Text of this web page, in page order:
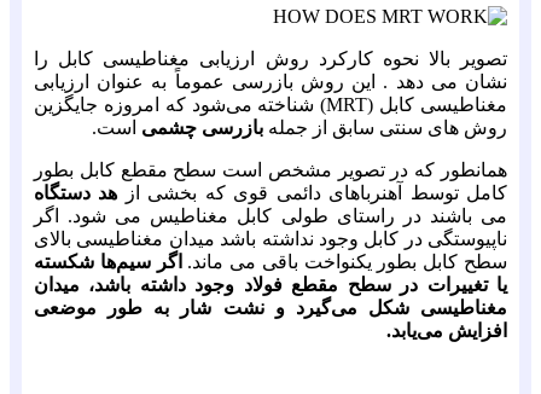
تصویر بالا نحوه کارکرد روش ارزیابی مغناطیسی کابل را
نشان می دهد . این روش بازرسی عموماً به عنوان ارزیابی
مغناطیسی کابل (MRT) شناخته می‌شود که امروزه جایگزین
روش های سنتی سابق از جمله بازرسی چشمی است.
همانطور که در تصویر مشخص است سطح مقطع کابل بطور
کامل توسط آهنرباهای دائمی قوی که بخشی از هد دستگاه
می باشند در راستای طولی کابل مغناطیس می شود. اگر
ناپیوستگی در کابل وجود نداشته باشد میدان مغناطیسی بالای
سطح کابل بطور یکنواخت باقی می ماند. اگر سیم‌ها شکسته
یا تغییرات در سطح مقطع فولاد وجود داشته باشد، میدان
مغناطیسی شکل می‌گیرد و نشت شار به طور موضعی
افزایش می‌یابد.